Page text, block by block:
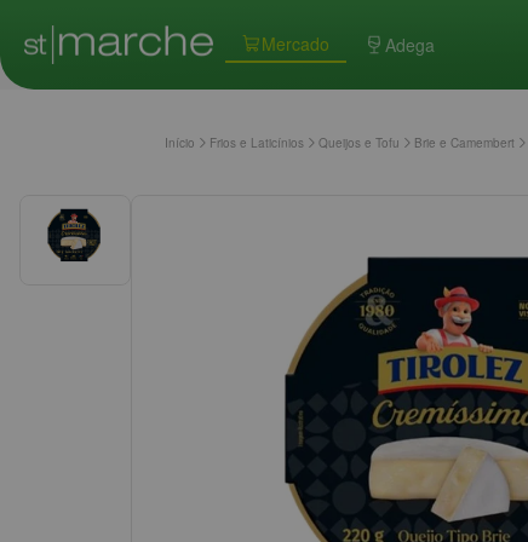
Mercado Adega
Início Frios e Laticínios Queijos e Tofu Brie e Camembert